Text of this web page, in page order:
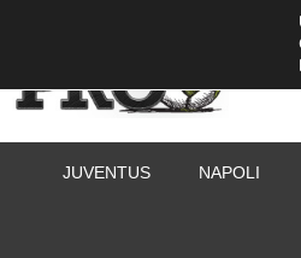
JUVENTUS NAPOLI